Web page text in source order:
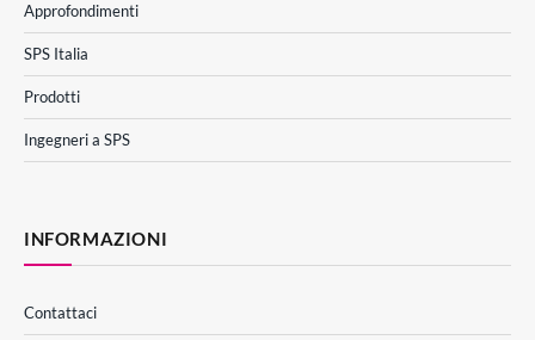
Approfondimenti
SPS Italia
Prodotti
Ingegneri a SPS
INFORMAZIONI
Contattaci